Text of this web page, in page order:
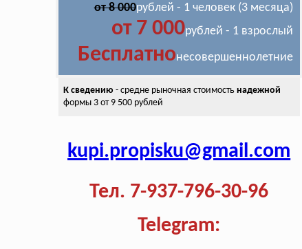
от 8 000рублей - 1 человек (3 месяца)
от 7 000рублей - 1 взрослый
Бесплатнонесовершеннолетние
К сведению - средне рыночная стоимость надежной
формы 3 от 9 500 рублей
kupi.propisku@gmail.com
Тел. 7-937-796-30-96
Telegram: